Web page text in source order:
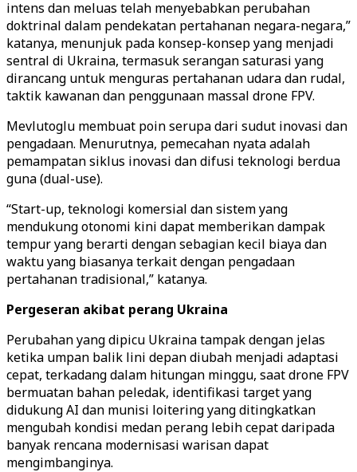
intens dan meluas telah menyebabkan perubahan
doktrinal dalam pendekatan pertahanan negara-negara,”
katanya, menunjuk pada konsep-konsep yang menjadi
sentral di Ukraina, termasuk serangan saturasi yang
dirancang untuk menguras pertahanan udara dan rudal,
taktik kawanan dan penggunaan massal drone FPV.
Mevlutoglu membuat poin serupa dari sudut inovasi dan
pengadaan. Menurutnya, pemecahan nyata adalah
pemampatan siklus inovasi dan difusi teknologi berdua
guna (dual-use).
“Start-up, teknologi komersial dan sistem yang
mendukung otonomi kini dapat memberikan dampak
tempur yang berarti dengan sebagian kecil biaya dan
waktu yang biasanya terkait dengan pengadaan
pertahanan tradisional,” katanya.
Pergeseran akibat perang Ukraina
Perubahan yang dipicu Ukraina tampak dengan jelas
ketika umpan balik lini depan diubah menjadi adaptasi
cepat, terkadang dalam hitungan minggu, saat drone FPV
bermuatan bahan peledak, identifikasi target yang
didukung AI dan munisi loitering yang ditingkatkan
mengubah kondisi medan perang lebih cepat daripada
banyak rencana modernisasi warisan dapat
mengimbanginya.